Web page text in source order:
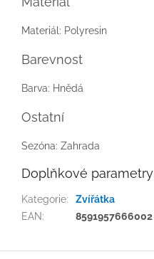
Materiál: Polyresin
Barevnost
Barva: Hnědá
Ostatní
Sezóna: Zahrada
Doplňkové parametry
Kategorie:
Zvířátka
EAN: 8591957666002